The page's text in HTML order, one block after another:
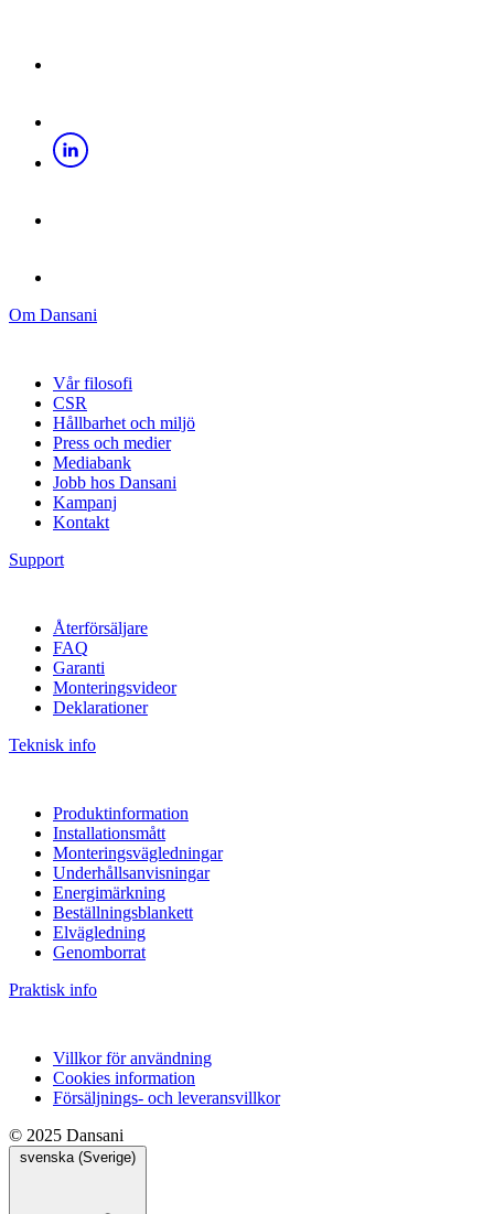
Om Dansani
Vår filosofi
CSR
Hållbarhet och miljö
Press och medier
Mediabank
Jobb hos Dansani
Kampanj
Kontakt
Support
Återförsäljare
FAQ
Garanti
Monteringsvideor
Deklarationer
Teknisk info
Produktinformation
Installationsmått
Monteringsvägledningar
Underhållsanvisningar
Energimärkning
Beställningsblankett
Elvägledning
Genomborrat
Praktisk info
Villkor för användning
Cookies information
Försäljnings- och leveransvillkor
© 2025 Dansani
svenska (Sverige)